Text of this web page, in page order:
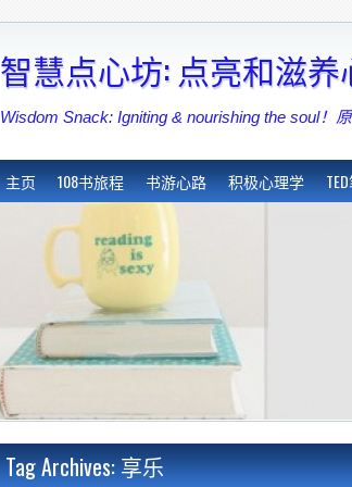
智慧点心坊: 点亮和滋养
Wisdom Snack: Igniting & nourishing the soul！
主页 108书旅程 书游心路 积极心理学
Tag Archives: 享乐